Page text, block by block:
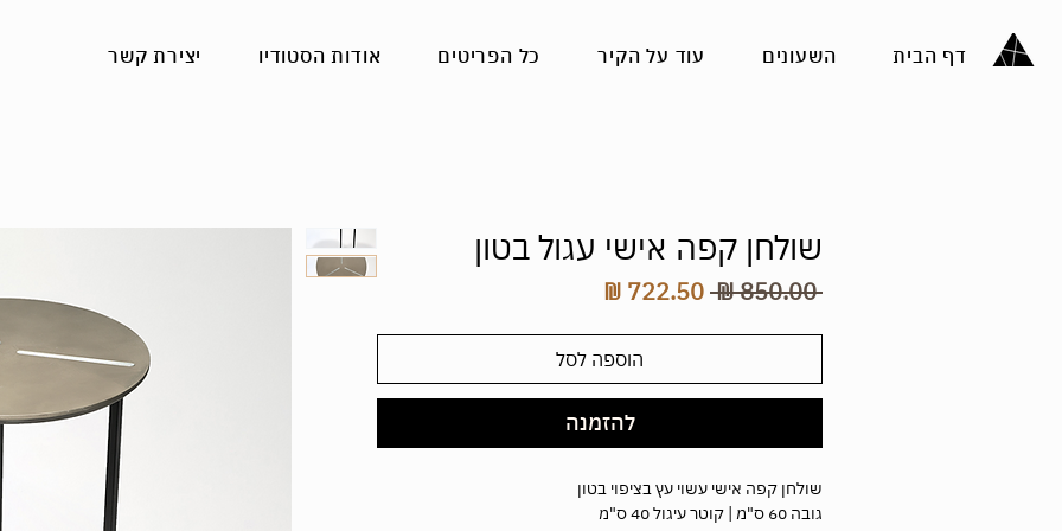
דף הבית השעונים עוד על הקיר כל הפריטים אודות הסטודיו יצירת קשר
שולחן קפה אישי עגול בטון
‏850.00 ‏₪
מחיר
הוספה לסל
להזמנה
שולחן קפה אישי עשוי עץ בציפוי בטון
גובה 60 ס"מ | קוטר עיגול 40 ס"מ